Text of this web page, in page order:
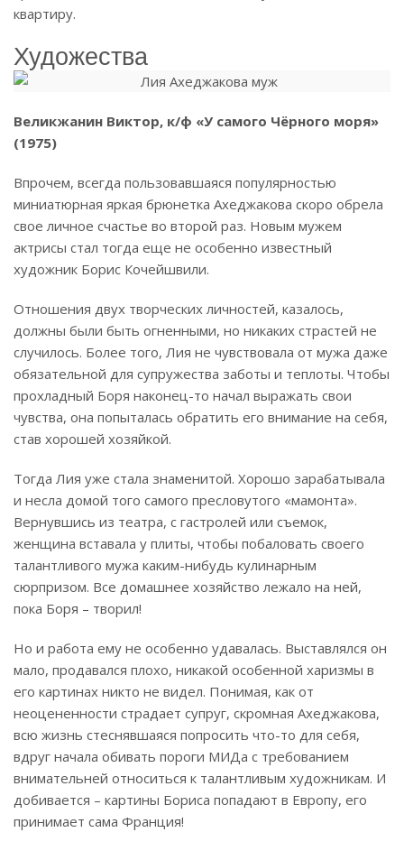
квартиру.
Художества
Великжанин Виктор, к/ф «У самого Чёрного моря»
(1975)
Впрочем, всегда пользовавшаяся популярностью
миниатюрная яркая брюнетка Ахеджакова скоро обрела
свое личное счастье во второй раз. Новым мужем
актрисы стал тогда еще не особенно известный
художник Борис Кочейшвили.
Отношения двух творческих личностей, казалось,
должны были быть огненными, но никаких страстей не
случилось. Более того, Лия не чувствовала от мужа даже
обязательной для супружества заботы и теплоты. Чтобы
прохладный Боря наконец-то начал выражать свои
чувства, она попыталась обратить его внимание на себя,
став хорошей хозяйкой.
Тогда Лия уже стала знаменитой. Хорошо зарабатывала
и несла домой того самого пресловутого «мамонта».
Вернувшись из театра, с гастролей или съемок,
женщина вставала у плиты, чтобы побаловать своего
талантливого мужа каким-нибудь кулинарным
сюрпризом. Все домашнее хозяйство лежало на ней,
пока Боря – творил!
Но и работа ему не особенно удавалась. Выставлялся он
мало, продавался плохо, никакой особенной харизмы в
его картинах никто не видел. Понимая, как от
неоцененности страдает супруг, скромная Ахеджакова,
всю жизнь стеснявшаяся попросить что-то для себя,
вдруг начала обивать пороги МИДа с требованием
внимательней относиться к талантливым художникам. И
добивается – картины Бориса попадают в Европу, его
принимает сама Франция!